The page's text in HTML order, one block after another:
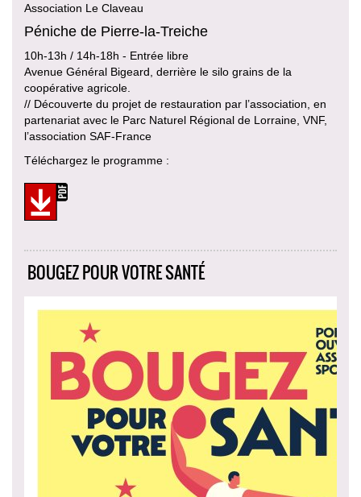
Association Le Claveau
Péniche de Pierre-la-Treiche
10h-13h / 14h-18h - Entrée libre
Avenue Général Bigeard, derrière le silo grains de la
coopérative agricole.
// Découverte du projet de restauration par l’association, en
partenariat avec le Parc Naturel Régional de Lorraine, VNF,
l’association SAF-France
Téléchargez le programme :
BOUGEZ POUR VOTRE SANTÉ